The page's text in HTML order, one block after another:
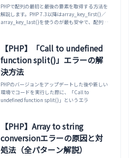
PHPで配列の最初と最後の要素を取得する方法を
解説します。PHP 7.3以降はarray_key_first()／
array_key_last()を使うのが最も安全で、配列を
連想配列・空配列での注意点までまとめます。
【PHP】「Call to undefined
function split()」エラーの解
決方法
PHPのバージョンをアップデートした後や新しい
環境でコードを実行した際に、「Call to
undefined function split()」というエラ
【PHP】Array to string
conversionエラーの原因と対
処法（全パターン解説）